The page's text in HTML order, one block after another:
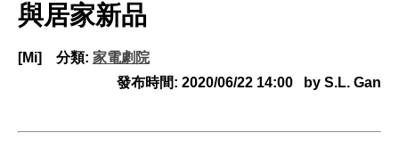
與居家新品
[Mi] 分類: 家電劇院
發布時間: 2020/06/22 14:00 by S.L. Gan